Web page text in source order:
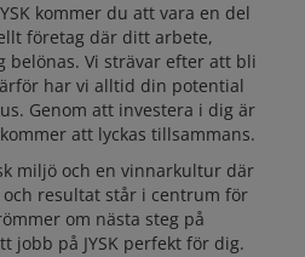
kommer du att vara en del
företag där ditt arbete,
belönas. Vi strävar efter att bli
har vi alltid din potential
Genom att investera i dig är
att lyckas tillsammans.
miljö och en vinnarkultur där
resultat står i centrum för
om nästa steg på
jobb på JYSK perfekt för dig.